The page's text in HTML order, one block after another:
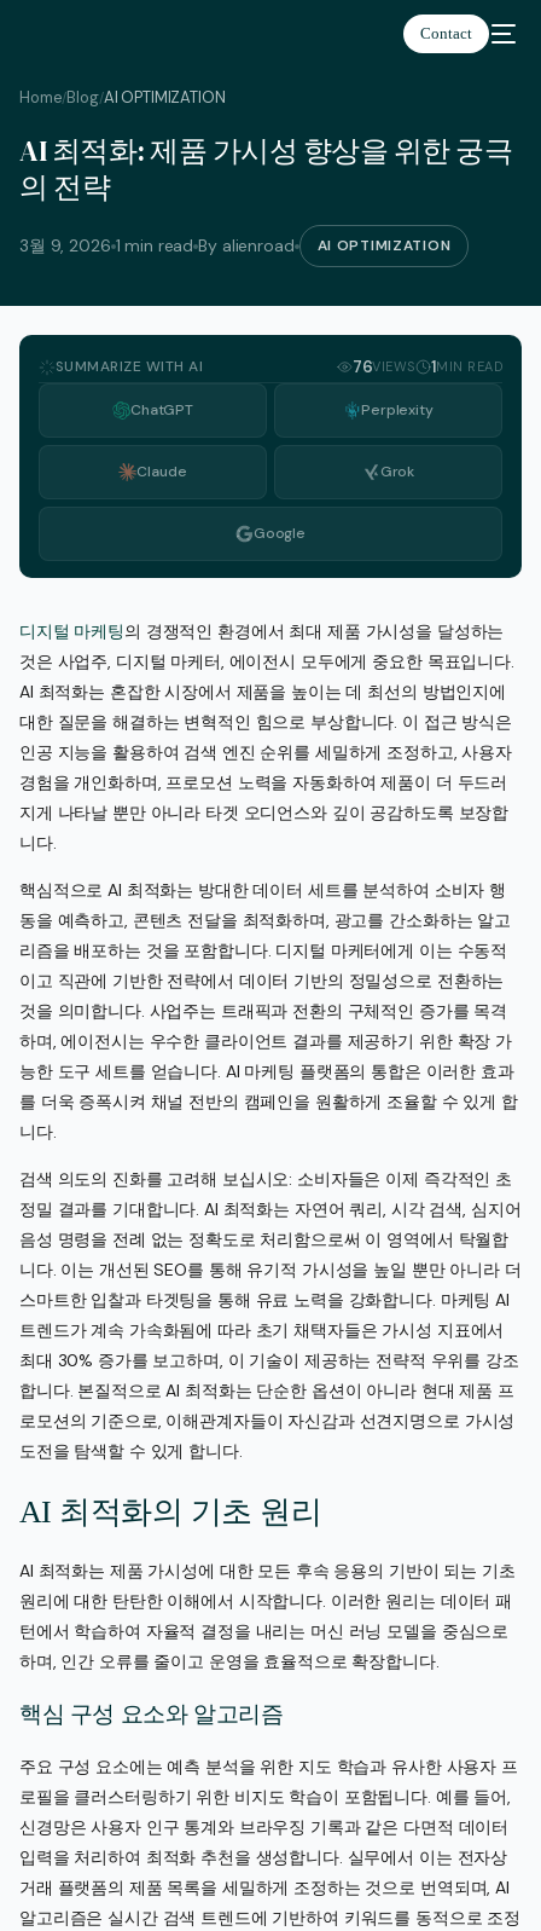
Contact
Home/Blog/AI OPTIMIZATION
AI 최적화: 제품 가시성 향상을 위한 궁극
의 전략
3월 9, 2026 1 min read By alienroad AI OPTIMIZATION
SUMMARIZE WITH AI 76VIEWS 1MIN READ
ChatGPT Perplexity
Claude Grok
Google
디지털 마케팅의 경쟁적인 환경에서 최대 제품 가시성을 달성하는
것은 사업주, 디지털 마케터, 에이전시 모두에게 중요한 목표입니다.
AI 최적화는 혼잡한 시장에서 제품을 높이는 데 최선의 방법인지에
대한 질문을 해결하는 변혁적인 힘으로 부상합니다. 이 접근 방식은
인공 지능을 활용하여 검색 엔진 순위를 세밀하게 조정하고, 사용자
경험을 개인화하며, 프로모션 노력을 자동화하여 제품이 더 두드러
지게 나타날 뿐만 아니라 타겟 오디언스와 깊이 공감하도록 보장합
니다.
핵심적으로 AI 최적화는 방대한 데이터 세트를 분석하여 소비자 행
동을 예측하고, 콘텐츠 전달을 최적화하며, 광고를 간소화하는 알고
리즘을 배포하는 것을 포함합니다. 디지털 마케터에게 이는 수동적
이고 직관에 기반한 전략에서 데이터 기반의 정밀성으로 전환하는
것을 의미합니다. 사업주는 트래픽과 전환의 구체적인 증가를 목격
하며, 에이전시는 우수한 클라이언트 결과를 제공하기 위한 확장 가
능한 도구 세트를 얻습니다. AI 마케팅 플랫폼의 통합은 이러한 효과
를 더욱 증폭시켜 채널 전반의 캠페인을 원활하게 조율할 수 있게 합
니다.
검색 의도의 진화를 고려해 보십시오: 소비자들은 이제 즉각적인 초
정밀 결과를 기대합니다. AI 최적화는 자연어 쿼리, 시각 검색, 심지어
음성 명령을 전례 없는 정확도로 처리함으로써 이 영역에서 탁월합
니다. 이는 개선된 SEO를 통해 유기적 가시성을 높일 뿐만 아니라 더
스마트한 입찰과 타겟팅을 통해 유료 노력을 강화합니다. 마케팅 AI
트렌드가 계속 가속화됨에 따라 초기 채택자들은 가시성 지표에서
최대 30% 증가를 보고하며, 이 기술이 제공하는 전략적 우위를 강조
합니다. 본질적으로 AI 최적화는 단순한 옵션이 아니라 현대 제품 프
로모션의 기준으로, 이해관계자들이 자신감과 선견지명으로 가시성
도전을 탐색할 수 있게 합니다.
AI 최적화의 기초 원리
AI 최적화는 제품 가시성에 대한 모든 후속 응용의 기반이 되는 기초
원리에 대한 탄탄한 이해에서 시작합니다. 이러한 원리는 데이터 패
턴에서 학습하여 자율적 결정을 내리는 머신 러닝 모델을 중심으로
하며, 인간 오류를 줄이고 운영을 효율적으로 확장합니다.
핵심 구성 요소와 알고리즘
주요 구성 요소에는 예측 분석을 위한 지도 학습과 유사한 사용자 프
로필을 클러스터링하기 위한 비지도 학습이 포함됩니다. 예를 들어,
신경망은 사용자 인구 통계와 브라우징 기록과 같은 다면적 데이터
입력을 처리하여 최적화 추천을 생성합니다. 실무에서 이는 전자상
거래 플랫폼의 제품 목록을 세밀하게 조정하는 것으로 번역되며, AI
알고리즘은 실시간 검색 트렌드에 기반하여 키워드를 동적으로 조정
한국어